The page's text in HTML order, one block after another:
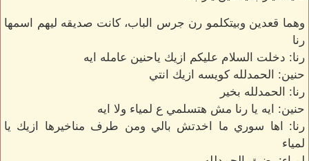
وهما قعدين وبيتكلمو رن جرس الباب، كانت صديقه ليهم اسمها
رنا
رنا: دخلت السلام عليكم ازيك ياحنين عامله ايه
حنين: الحمدلله كويسه ازيك انتي
رنا: الحمدلله بخير
حنين: ايه يا رنا مش هتسلمي ع لمياء ولا ايه
رنا: اها سوري ما اخدتش بالي ومن طرف مناخيرها ازيك يا
لمياء